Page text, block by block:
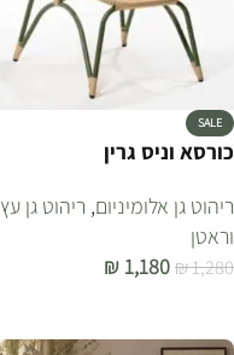
SALE
כורסא וניס גרין
ריהוט גן אלומיניום, ריהוט גן עץ
וראטן
₪1,280
₪ 1,180